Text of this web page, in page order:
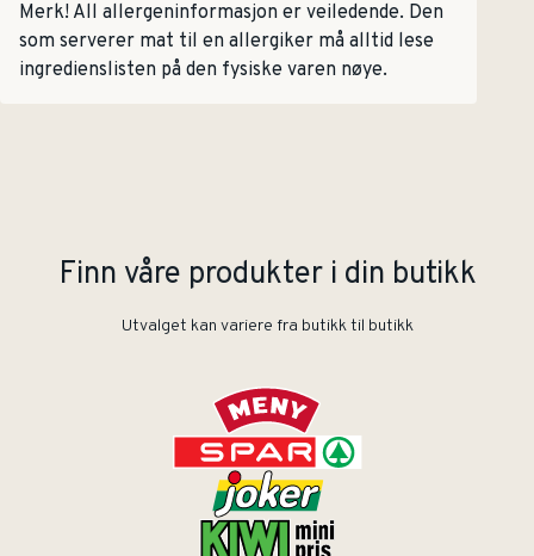
Merk! All allergeninformasjon er veiledende. Den
som serverer mat til en allergiker må alltid lese
ingredienslisten på den fysiske varen nøye.
Finn våre produkter i din butikk
Utvalget kan variere fra butikk til butikk